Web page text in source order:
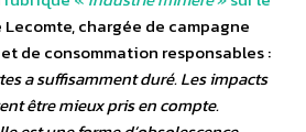
Lecomte, chargée de campagne
de consommation responsables :
a suffisamment duré. Les impacts
être mieux pris en compte.